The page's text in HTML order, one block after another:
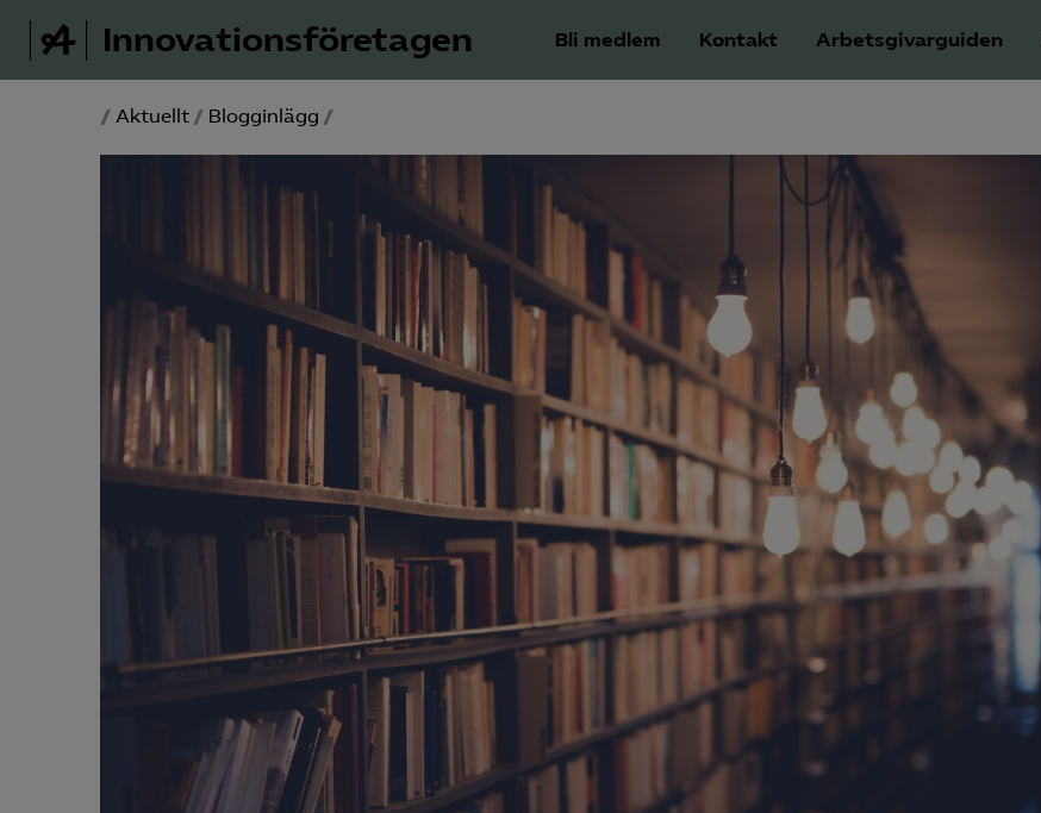
Innovations­företagen Bli medlem Kontakt Arbetsgivarguiden
/ Aktuellt / Blogginlägg /